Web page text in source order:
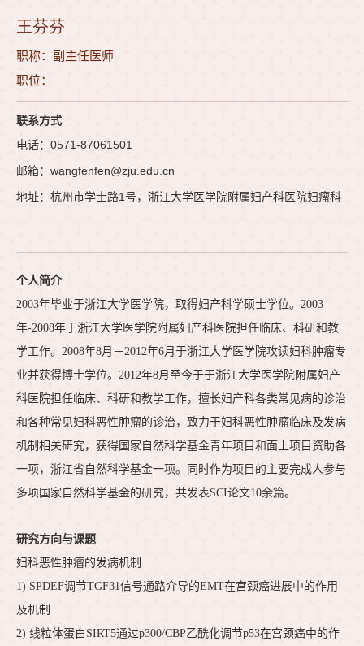
王芬芬
职称：副主任医师
职位：
联系方式
电话：0571-87061501
邮箱：wangfenfen@zju.edu.cn
地址：杭州市学士路1号，浙江大学医学院附属妇产科医院妇瘤科
个人简介
2003年毕业于浙江大学医学院，取得妇产科学硕士学位。2003
年-2008年于浙江大学医学院附属妇产科医院担任临床、科研和教
学工作。2008年8月－2012年6月于浙江大学医学院攻读妇科肿瘤专
业并获得博士学位。2012年8月至今于于浙江大学医学院附属妇产
科医院担任临床、科研和教学工作，擅长妇产科各类常见病的诊治
和各种常见妇科恶性肿瘤的诊治，致力于妇科恶性肿瘤临床及发病
机制相关研究，获得国家自然科学基金青年项目和面上项目资助各
一项，浙江省自然科学基金一项。同时作为项目的主要完成人参与
多项国家自然科学基金的研究，共发表SCI论文10余篇。
研究方向与课题
妇科恶性肿瘤的发病机制
1) SPDEF调节TGFβ1信号通路介导的EMT在宫颈癌进展中的作用
及机制
2) 线粒体蛋白SIRT5通过p300/CBP乙酰化调节p53在宫颈癌中的作